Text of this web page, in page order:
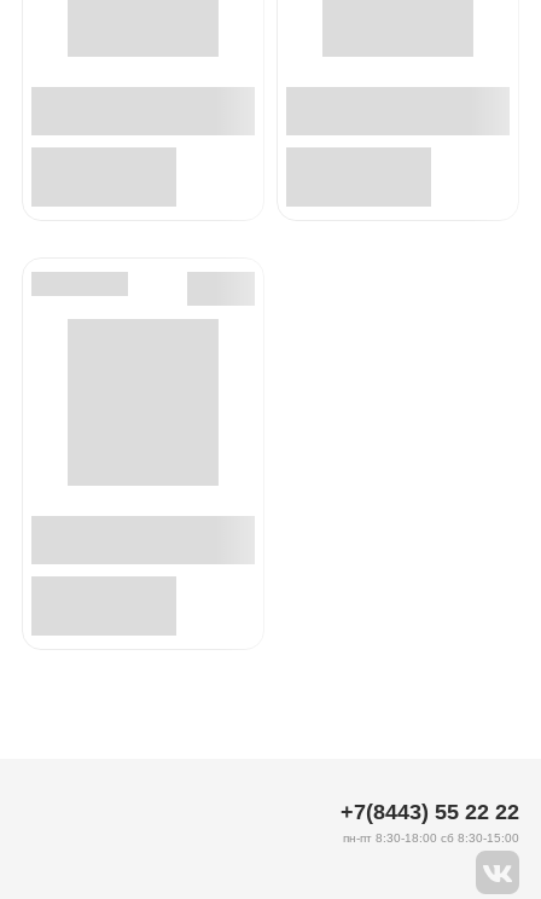
+7(8443) 55 22 22
пн-пт 8:30-18:00 сб 8:30-15:00